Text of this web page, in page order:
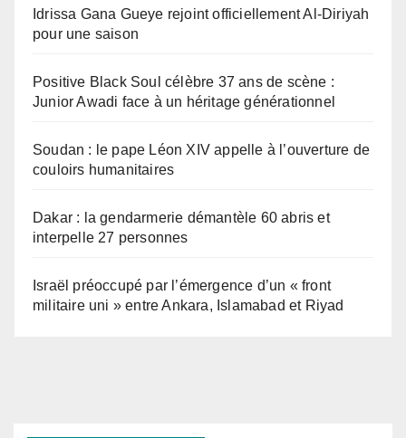
Idrissa Gana Gueye rejoint officiellement Al-Diriyah
pour une saison
Positive Black Soul célèbre 37 ans de scène :
Junior Awadi face à un héritage générationnel
Soudan : le pape Léon XIV appelle à l’ouverture de
couloirs humanitaires
Dakar : la gendarmerie démantèle 60 abris et
interpelle 27 personnes
Israël préoccupé par l’émergence d’un « front
militaire uni » entre Ankara, Islamabad et Riyad